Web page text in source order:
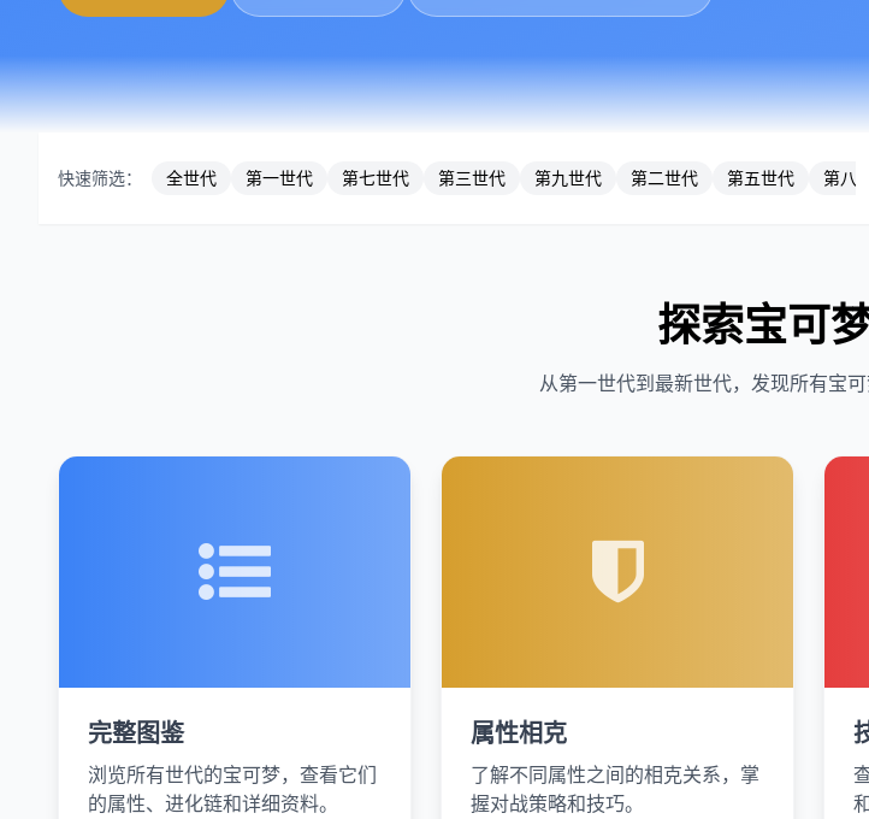
快速筛选： 全世代 第一世代 第七世代 第三世代 第九世代 第二世代 第五世代 第八
探索宝可
从第一世代到最新世代，发现所有宝
完整图鉴
浏览所有世代的宝可梦，查看它们
的属性、进化链和详细资料。
属性相克
了解不同属性之间的相克关系，掌
握对战策略和技巧。